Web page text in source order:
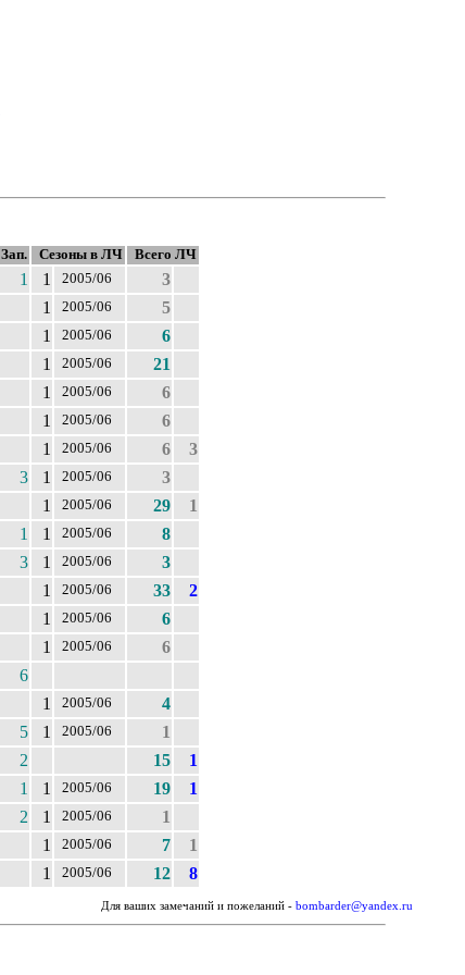
Зап. Сезоны в ЛЧ Всего ЛЧ
1 1 2005/06
3
1 2005/06
5
1 2005/06
6
1 2005/06
21
1 2005/06
6
1 2005/06
6
1 2005/06 6
3
3 1 2005/06
3
1 2005/06 29
1
1 1 2005/06
8
3 1 2005/06
3
1 2005/06 33
2
1 2005/06
6
1 2005/06
6
6
1 2005/06
4
5 1 2005/06
1
2 15
1
1 1 2005/06 19
1
2 1 2005/06
1
1 2005/06 7
1
1 2005/06 12 8
Для ваших замечаний и пожеланий - bombarder@yandex.ru